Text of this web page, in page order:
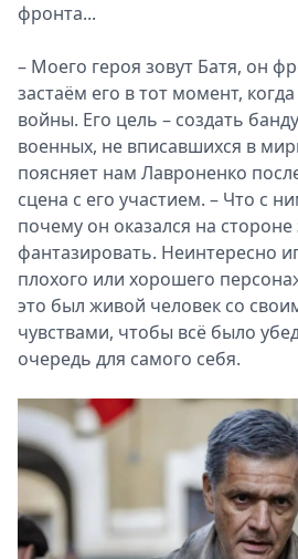
фронта...
– Моего героя зовут Батя, он
застаём его в тот момент,
войны. Его цель – создать
военных, не вписавшихся в
поясняет нам Лавроненко
сцена с его участием. – Что с
почему он оказался на
фантазировать. Неинтересно
плохого или хорошего
это был живой человек со
чувствами, чтобы всё было
очередь для самого себя.